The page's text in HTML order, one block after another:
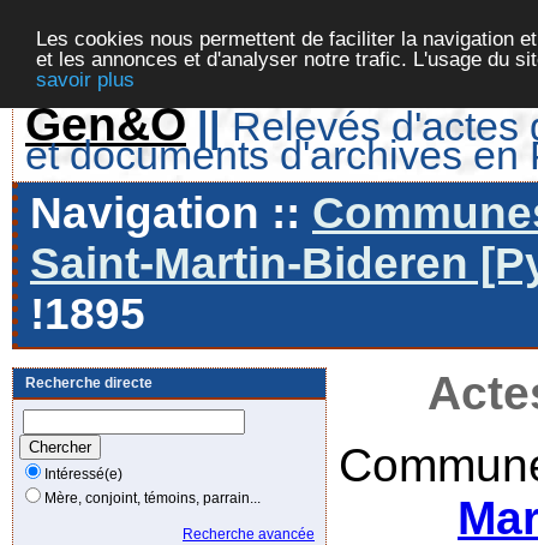
Les cookies nous permettent de faciliter la navigation
et les annonces et d'analyser notre trafic. L'usage du
savoir plus
Gen&O || Relevés d'actes
et documents d'archives en
Navigation ::
Saint-Martin-Bideren
!1895
Recherche directe
Intéressé(e)
Mère, conjoint, témoins, parrain...
Recherche avancée